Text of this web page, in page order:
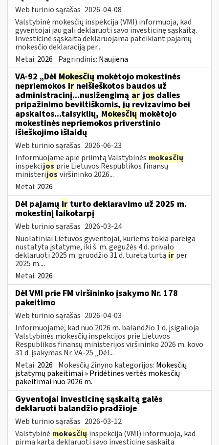
Web turinio sąrašas 2026-04-08
Valstybinė mokesčių inspekcija (VMI) informuoja, kad
gyventojai jau gali deklaruoti savo investicinę sąskaitą.
Investicinė sąskaita deklaruojama pateikiant pajamų
mokesčio deklaraciją per...
Metai: 2026 Pagrindinis: Naujiena
VA-92 „Dėl Mokesčių mokėtojo mokestinės
nepriemokosirneišieškotos baudos už
administracinį...nusižengimą ar jos dalies
pripažinimo beviltiškomis, jų revizavimo bei
apskaitos...taisyklių, Mokesčių mokėtojo
mokestinės nepriemokos priverstinio
išieškojimo išlaidų
Web turinio sąrašas 2026-06-23
Informuojame apie priimtą Valstybinės mokesčių
inspekcijos prie Lietuvos Respublikos finansų
ministerijos viršininko 2026...
Metai: 2026
Dėl pajamų ir turto deklaravimo už 2025 m.
mokestinį laikotarpį
Web turinio sąrašas 2026-03-24
Nuolatiniai Lietuvos gyventojai, kuriems tokia pareiga
nustatyta įstatyme, iki š. m. gegužės 4 d. privalo
deklaruoti 2025 m. gruodžio 31 d. turėtą turtą ir per
2025 m....
Metai: 2026
Dėl VMI prie FM viršininko įsakymo Nr. 178
pakeitimo
Web turinio sąrašas 2026-04-03
Informuojame, kad nuo 2026 m. balandžio 1 d. įsigalioja
Valstybinės mokesčių inspekcijos prie Lietuvos
Respublikos finansų ministerijos viršininko 2026 m. kovo
31 d. įsakymas Nr. VA-25 „Dėl...
Metai: 2026 Mokesčių žinyno kategorijos: Mokesčių
įstatymų pakeitimai » Pridėtinės vertės mokesčių
pakeitimai nuo 2026 m.
Gyventojai investicinę sąskaitą galės
deklaruoti balandžio pradžioje
Web turinio sąrašas 2026-03-12
Valstybinė mokesčių inspekcija (VMI) informuoja, kad
pirmą kartą deklaruoti savo investicinę sąskaitą